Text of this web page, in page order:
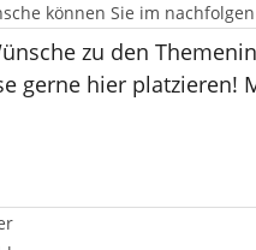
können Sie im